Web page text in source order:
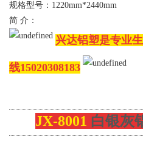
规格型号：1220mm*2440mm
简 介：
兴达铝塑是专业
线15020308183
JX-8001 白银灰